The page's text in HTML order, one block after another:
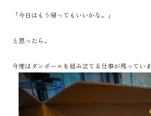
「今日はもう帰ってもいいかな。」
と思ったら、
今度はダンボールを組み立てる仕事が残っていま